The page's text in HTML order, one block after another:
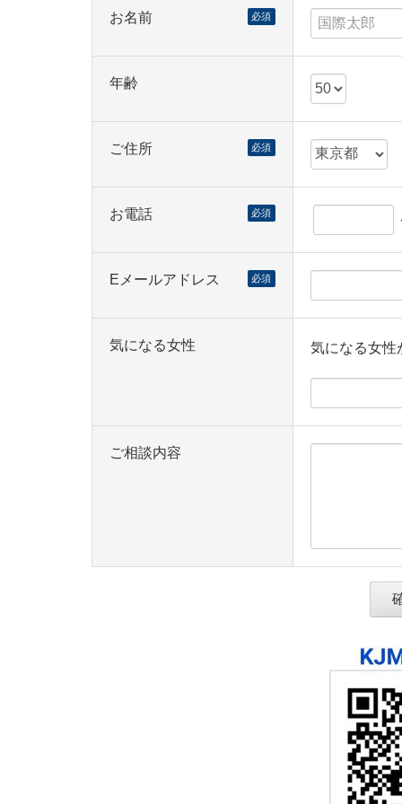
お名前 必須
年齢
ご住所 必須
お電話 必須
Eメールアドレス 必須
気になる女性 気になる女性
ご相談内容